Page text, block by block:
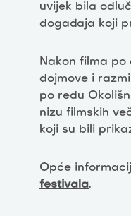
uvijek bila
događaja koji
Nakon filma po
dojmove i
po redu
nizu filmskih
koji su bili
Opće
festivala.